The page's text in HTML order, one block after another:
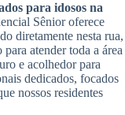
para idosos na
Sênior oferece
diretamente nesta rua,
atender toda a área
e acolhedor para
dedicados, focados
nossos residentes